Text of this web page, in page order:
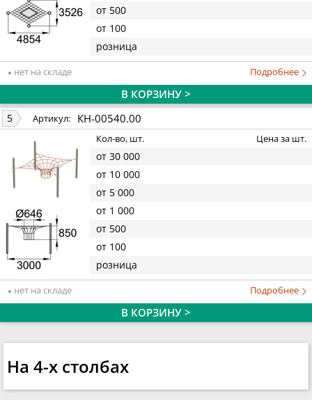
от 500
от 100
розница
нет на складе Подробнее
В КОРЗИНУ >
5 Артикул: КН-00540.00
Кол-во, шт. Цена за шт.
от 30 000
от 10 000
от 5 000
от 1 000
от 500
от 100
розница
нет на складе Подробнее
В КОРЗИНУ >
На 4-х столбах